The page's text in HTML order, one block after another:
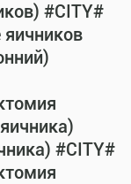
#CITY#
яичников
#CITY#